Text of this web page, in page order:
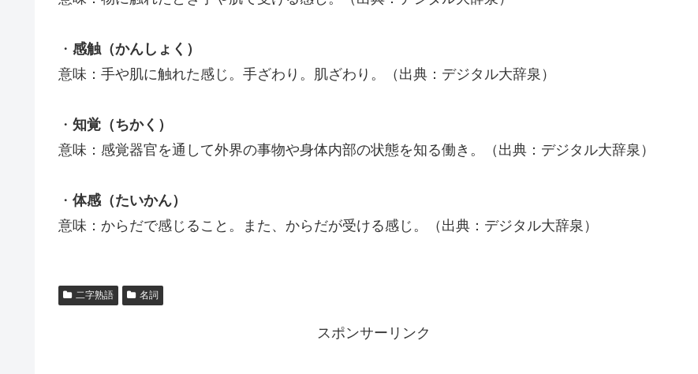
・ 感触（かんしょく）
意味：手や肌に触れた感じ。手ざわり。肌ざわり。（出典：デジタル大辞泉）
・ 知覚（ちかく）
意味：感覚器官を通して外界の事物や身体内部の状態を知る働き。（出典：デジタル大辞泉）
・ 体感（たいかん）
意味：からだで感じること。また、からだが受ける感じ。（出典：デジタル大辞泉）
二字熟語 名詞
スポンサーリンク